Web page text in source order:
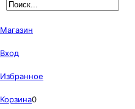
Магазин
Вход
Избранное
Корзина0